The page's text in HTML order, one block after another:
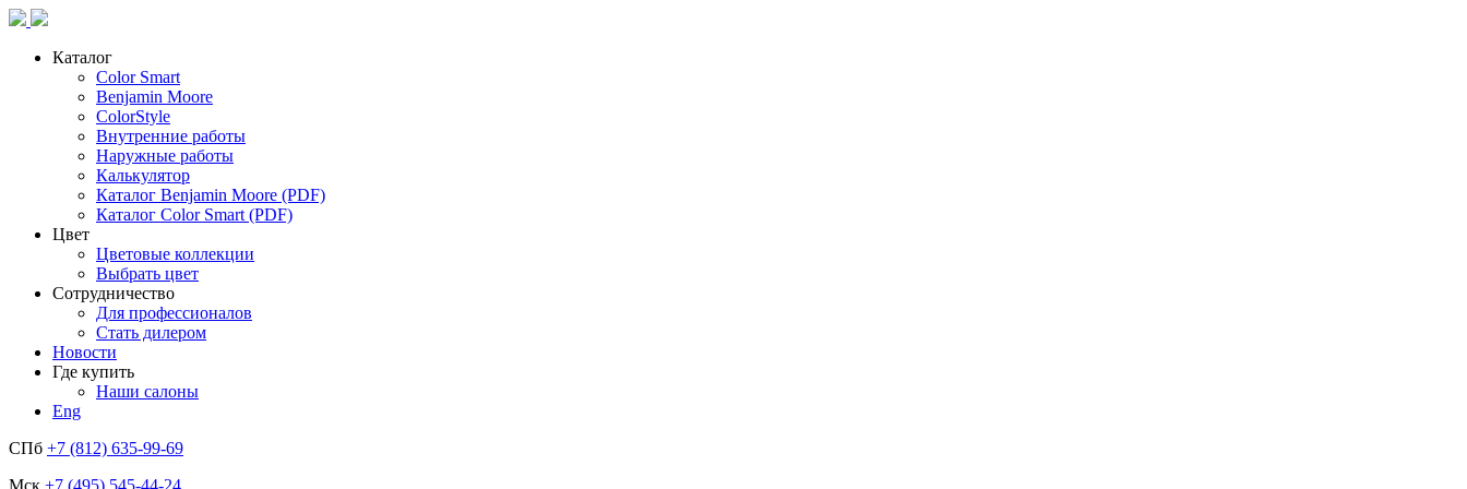
Каталог
Color Smart
Benjamin Moore
ColorStyle
Внутренние работы
Наружные работы
Калькулятор
Каталог Benjamin Moore (PDF)
Каталог Color Smart (PDF)
Цвет
Цветовые коллекции
Выбрать цвет
Сотрудничество
Для профессионалов
Стать дилером
Новости
Где купить
Наши салоны
Eng
СПб +7 (812) 635-99-69
Мск +7 (495) 545-44-24